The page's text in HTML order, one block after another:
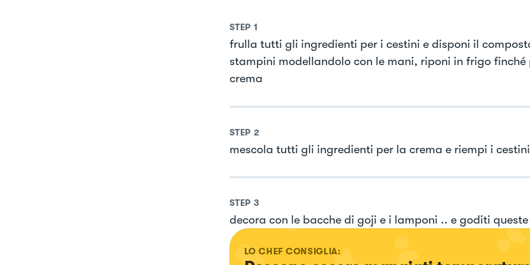
STEP 1
frulla tutti gli ingredienti per i cestini e disponi il
stampini modellandolo con le mani, riponi in frigo finché
crema
STEP 2
mescola tutti gli ingredienti per la crema e riempi i cestini
STEP 3
decora con le bacche di goji e i lamponi .. e goditi
LO CHEF CONSIGLIA: